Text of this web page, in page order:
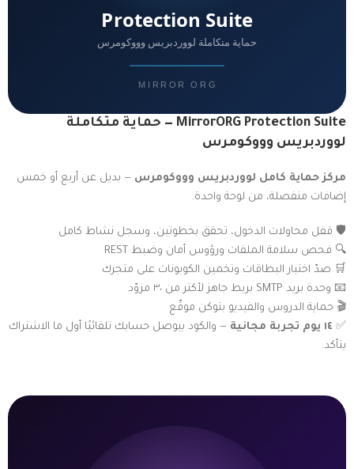
MirrorORG Protection Suite — حماية متكاملة
لووردبريس وووكومرس
مركز حماية كامل لووردبريس وووكومرس — بديل عن أربع أو خمس
إضافات منفصلة، من لوحة واحدة.
🛡️ قفل محاولات الدخول، تحقق بخطوتين، وسجل نشاط كامل
🔍 فحص سلامة الملفات ورؤوس أمان وضبط REST
🛒 صدّ اختبار البطاقات وتخمين الكوبونات على متجرك
📧 وحدة بريد SMTP بربط جاهز لأكتر من ٣٠ مزوّد
🎬 حماية الدروس والفيديو بتوكن موقّع
✅ ١٤ يوم تجربة مجانية
— والكود بيوصل حسابك تلقائيًا أول ما الاشتراك
يتأكد.